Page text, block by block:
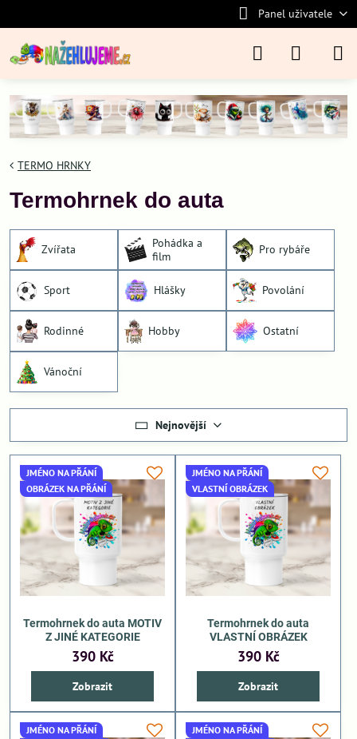
Panel uživatele
TERMO HRNKY
Termohrnek do auta
Zvířata
Pohádka a
film
Pro rybáře
Sport Hlášky Povolání
Rodinné Hobby Ostatní
Vánoční
Nejnovější
JMÉNO NA PŘÁNÍ
OBRÁZEK NA PŘÁNÍ
Termohrnek do auta MOTIV
Z JINÉ KATEGORIE
390 Kč
Zobrazit
JMÉNO NA PŘÁNÍ
VLASTNÍ OBRÁZEK
Termohrnek do auta
VLASTNÍ OBRÁZEK
390 Kč
Zobrazit
JMÉNO NA PŘÁNÍ
JMÉNO NA PŘÁNÍ